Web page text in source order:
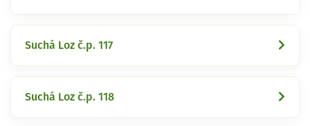
Suchá Loz č.p. 117
Suchá Loz č.p. 118